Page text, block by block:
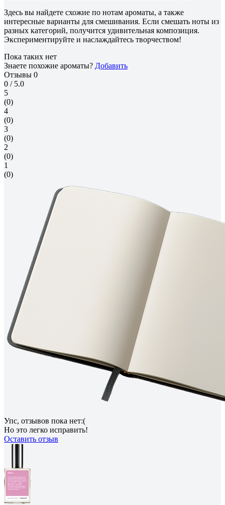
Здесь вы найдете схожие по нотам ароматы, а также
интересные варианты для смешивания. Если смешать ноты из
разных категорий, получится удивительная композиция.
Экспериментируйте и наслаждайтесь творчеством!
Пока таких нет
Знаете похожие ароматы? Добавить
Отзывы 0
0 / 5.0
5
(0)
4
(0)
3
(0)
2
(0)
1
(0)
Упс, отзывов пока нет:(
Но это легко исправить!
Оставить отзыв